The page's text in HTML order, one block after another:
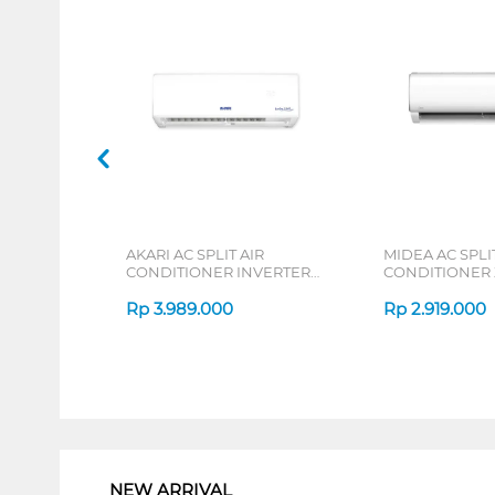
AKARI AC SPLIT AIR
CONDITIONER INVERTER
Rp 3.989.000
MIDEA AC
CONDITIONER
Rp 2.919.000
NEW ARRIVAL